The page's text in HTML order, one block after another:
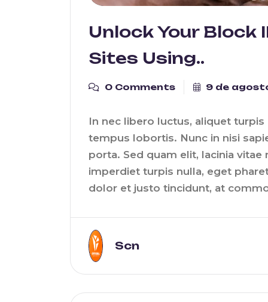
Unlock Your Block
Sites Using..
0 Comments 9 de
In nec libero luctus, aliquet turpis
tempus lobortis. Nunc in nisi
porta. Sed quam elit, lacinia
imperdiet turpis nulla, eget
dolor et justo tincidunt, at
Scn